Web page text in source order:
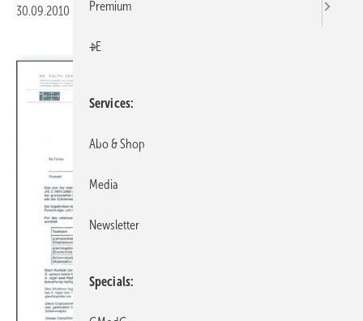
30.09.2010 Veröffentlicht in
Premium
+E
Services
Abo & Shop
Media
Newsletter
Specials